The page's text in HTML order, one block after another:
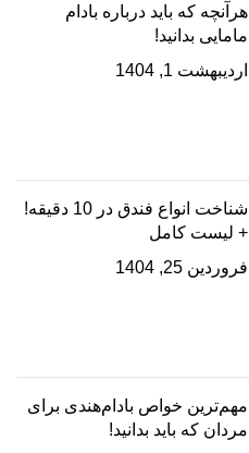
هرآنچه که باید درباره بادام
مامایی بدانید!
اردیبهشت 1, 1404
شناخت انواع فندق در 10 دقیقه!
+ لیست کامل
فروردین 25, 1404
مهم‌ترین خواص بادام‌هندی برای
مردان که باید بدانید!